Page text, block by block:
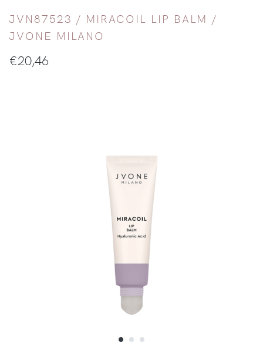
JVN87523 / MIRACOIL LIP BALM /
JVONE MILANO
€20,46